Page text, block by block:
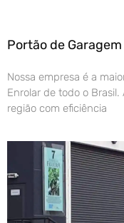
Portão de
Nossa empresa é a
Enrolar de todo o
região com eficiência